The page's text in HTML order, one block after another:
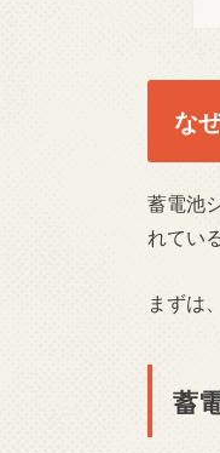
な
蓄電池
れてい
まずは
蓄